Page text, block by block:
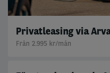
Privatleasing via
Från 2.995 kr/mån